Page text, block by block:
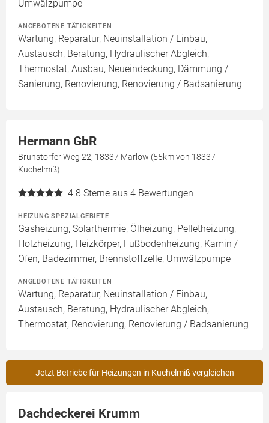
Umwälzpumpe
ANGEBOTENE TÄTIGKEITEN
Wartung, Reparatur, Neuinstallation / Einbau,
Austausch, Beratung, Hydraulischer Abgleich,
Thermostat, Ausbau, Neueindeckung, Dämmung /
Sanierung, Renovierung, Renovierung / Badsanierung
Hermann GbR
Brunstorfer Weg 22, 18337 Marlow (55km von 18337
Kuchelmiß)
4.8 Sterne aus 4 Bewertungen
HEIZUNG SPEZIALGEBIETE
Gasheizung, Solarthermie, Ölheizung, Pelletheizung,
Holzheizung, Heizkörper, Fußbodenheizung, Kamin /
Ofen, Badezimmer, Brennstoffzelle, Umwälzpumpe
ANGEBOTENE TÄTIGKEITEN
Wartung, Reparatur, Neuinstallation / Einbau,
Austausch, Beratung, Hydraulischer Abgleich,
Thermostat, Renovierung, Renovierung / Badsanierung
Jetzt Betriebe für Heizungen in Kuchelmiß vergleichen
Dachdeckerei Krumm